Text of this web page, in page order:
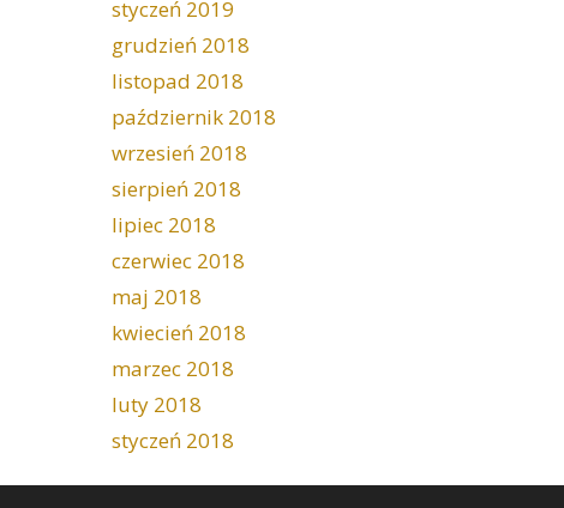
styczeń 2019
grudzień 2018
listopad 2018
październik 2018
wrzesień 2018
sierpień 2018
lipiec 2018
czerwiec 2018
maj 2018
kwiecień 2018
marzec 2018
luty 2018
styczeń 2018